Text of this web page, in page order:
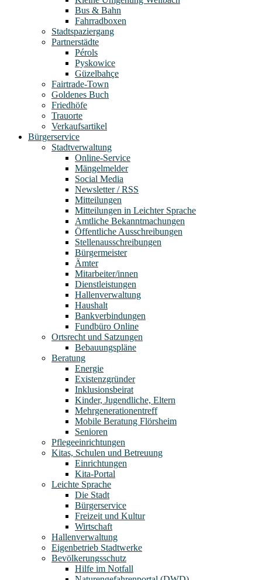
Bus & Bahn
Fahrradboxen
Stadtspaziergang
Partnerstädte
Pérols
Pyskowice
Güzelbahçe
Fairtrade-Town
Goldenes Buch
Friedhöfe
Trauorte
Verkaufsartikel
Bürgerservice
Stadtverwaltung
Online-Service
Mängelmelder
Social Media
Newsletter / RSS
Mitteilungen
Mitteilungen in Leichter Sprache
Amtliche Bekanntmachungen
Öffentliche Ausschreibungen
Stellenausschreibungen
Bürgermeister
Ämter
Mitarbeiter/innen
Dienstleistungen
Hallenverwaltung
Haushalt
Bankverbindungen
Fundbüro Online
Ortsrecht und Satzungen
Bebauungspläne
Beratung
Energie
Existenzgründer
Inklusionsbeirat
Kinder, Jugendliche, Eltern
Mehrgenerationentreff
Mobile Beratung Flörsheim
Senioren
Pflegeeinrichtungen
Kitas, Schulen und Betreuung
Einrichtungen
Kita-Portal
Leichte Sprache
Die Stadt
Bürgerservice
Freizeit und Kultur
Wirtschaft
Hallenverwaltung
Eigenbetrieb Stadtwerke
Bevölkerungsschutz
Hilfe im Notfall